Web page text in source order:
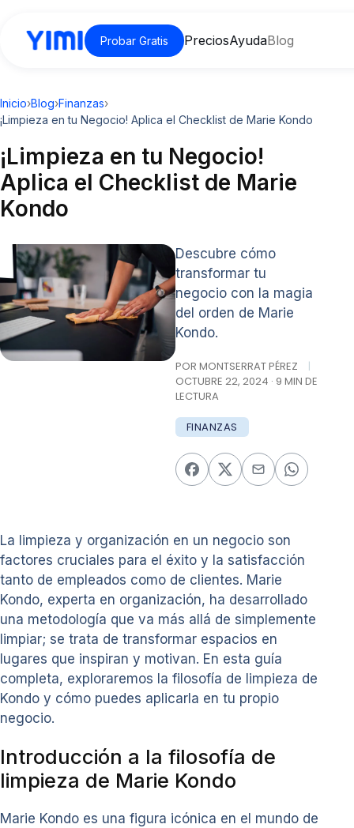
Probar Gratis PreciosAyudaBlog
Inicio›Blog›Finanzas›
¡Limpieza en tu Negocio! Aplica el Checklist de Marie Kondo
¡Limpieza en tu Negocio!
Aplica el Checklist de Marie
Kondo
Descubre cómo
transformar tu
negocio con la magia
del orden de Marie
Kondo.
POR MONTSERRAT PÉREZ
|
OCTUBRE 22, 2024 · 9 MIN DE
LECTURA
FINANZAS
La limpieza y organización en un negocio son
factores cruciales para el éxito y la satisfacción
tanto de empleados como de clientes. Marie
Kondo, experta en organización, ha desarrollado
una metodología que va más allá de simplemente
limpiar; se trata de transformar espacios en
lugares que inspiran y motivan. En esta guía
completa, exploraremos la filosofía de limpieza de
Kondo y cómo puedes aplicarla en tu propio
negocio.
Introducción a la filosofía de
limpieza de Marie Kondo
Marie Kondo es una figura icónica en el mundo de